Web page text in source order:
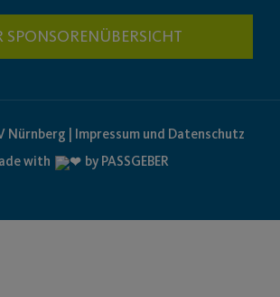
SPONSORENÜBERSICHT
Nürnberg | Impressum und Datenschutz
with
by PASSGEBER